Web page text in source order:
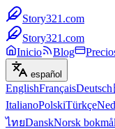
Story321.com
Story321.com
Inicio
Blog
español
EnglishFrançaisDeutsch
ItalianoPolskiTürkçe
ไทยDanskNorsk bokmål